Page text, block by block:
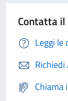
Contatta il
Leggi
Richiedi
Chiama